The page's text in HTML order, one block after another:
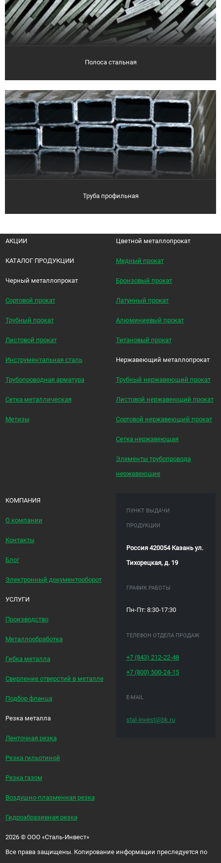
Полоса стальная
Труба профильная
АКЦИИ
КАТАЛОГ ПРОДУКЦИИ
Черный металлопрокат
Сортовой прокат
Трубный прокат
Листовой прокат
Инструментальная сталь
Трубопроводная арматура
Сетка металлическая
Метизы
Цветной металлопрокат
Медный прокат
Бронзовый прокат
Латунный прокат
Алюминиевый прокат
Титановый прокат
Нержавеющий металлопрокат
Трубный нержавеющий прокат
Листовой нержавеющий прокат
Сортовой нержавеющий прокат
Сетка нержавеющая
Элементы трубопровода
нержавеющие
КОМПАНИЯ
О компании
Контакты
Блог
Электронный документооборот
УСЛУГИ
Производство
Металлообработка
Гибка металла
Сверление отверстий в металле
Подбор фланца
Резка металла
Ленточная резка
Резка гильотиной
Резка газом
Воздушно-плазменная резка
Гидроабразивная резка
ПУНКТ ВЫДАЧИ
ПРОДУКЦИИ
Россия 420054 Казань ул.
Тихорецкая, д. 19
ГРАФИК РАБОТЫ
Пн-Пт: 8:30-17:30
ТЕЛЕФОН ОТДЕЛА ПРОДАЖ
+7 (843) 212-22-48
+7 (800) 500-24-15
E-MAIL
stal-invest@bk.ru
2026 ©ООО «Сталь-Инвест»
Все права защищены. Копирование информации преследуется по